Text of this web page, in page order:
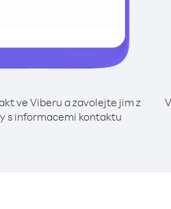
ve Viberu a zavolejte jim z
s informacemi kontaktu